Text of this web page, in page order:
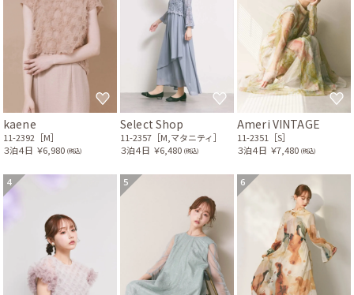
kaene
11-2392［M］
３泊４日 ￥6,980 (税込)
Select Shop
11-2357［M,マタニティ］
３泊４日 ￥6,480 (税込)
Ameri VINTAGE
11-2351［S］
３泊４日 ￥7,480 (税込)
4 5 6